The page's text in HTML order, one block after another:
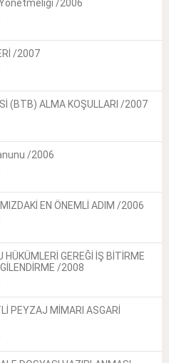
/2006
/2007
(BTB) ALMA KOŞULLARI /2007
/2006
EN ÖNEMLİ ADIM /2006
HÜKÜMLERİ GEREĞİ İŞ BİTİRME
/2008
PEYZAJ MİMARI ASGARİ